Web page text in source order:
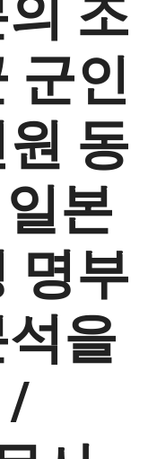
조
군인
동
본
명부
을
/